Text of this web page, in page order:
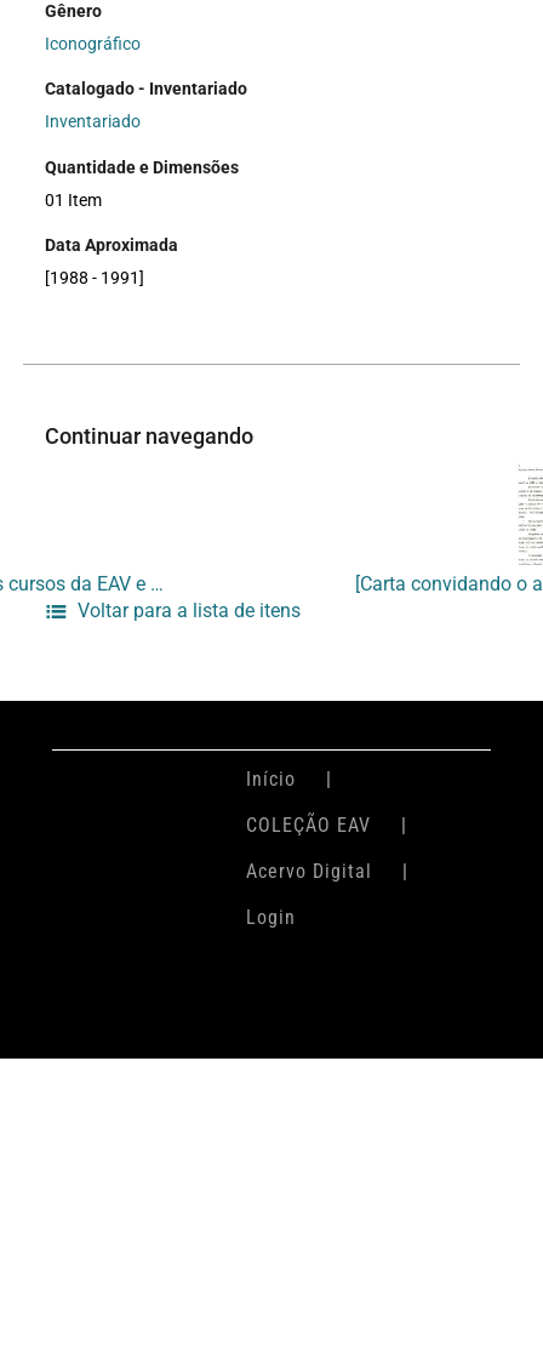
Gênero
Iconográfico
Catalogado - Inventariado
Inventariado
Quantidade e Dimensões
01 Item
Data Aproximada
[1988 - 1991]
Continuar navegando
[Panfleto sobre abertura de matrículas para os cursos da EAV e relação de professores]
Voltar para a lista de itens
Início
COLEÇÃO EAV
Acervo Digital
Login